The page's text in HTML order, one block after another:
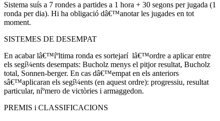
Sistema suí­s a 7 rondes a partides a 1 hora + 30 segons per jugada (1
ronda per dia). Hi ha obligació dâ€™anotar les jugades en tot
moment.
SISTEMES DE DESEMPAT
En acabar lâ€™íºltima ronda es sortejarí lâ€™ordre a aplicar entre
els segí¼ents desempats: Bucholz menys el pitjor resultat, Bucholz
total, Sonnen-berger. En cas dâ€™empat en els anteriors
sâ€™aplicaran els segí¼ents (en aquest ordre): progressiu, resultat
particular, níºmero de victòries i armaggedon.
PREMIS i CLASSIFICACIONS